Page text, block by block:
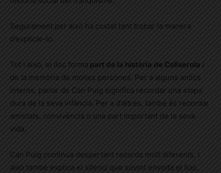
Segurament per això ha costat tant trobar la manera
d’explicar-lo.
Tot i això, el lloc forma part de la història de Collserola
de la memòria de moltes persones. Per a alguns antics
interns, parlar de Can Puig significa recordar una etapa
dura de la seva infància. Per a d’altres, també és recordar
amistats, convivència o una part important de la seva
vida.
Can Puig continua despertant records molt diferents. I
això també explica el silenci que sovint envolta el lloc.